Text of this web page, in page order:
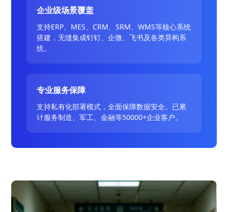
企业级场景覆盖
支持ERP、MES、CRM、SRM、WMS等核心系统
搭建，无缝集成钉钉、企微、飞书及各类异构系
统。
专业服务保障
支持私有化部署模式，全面保障数据安全。已累
计服务制造、军工、金融等50000+企业客户。